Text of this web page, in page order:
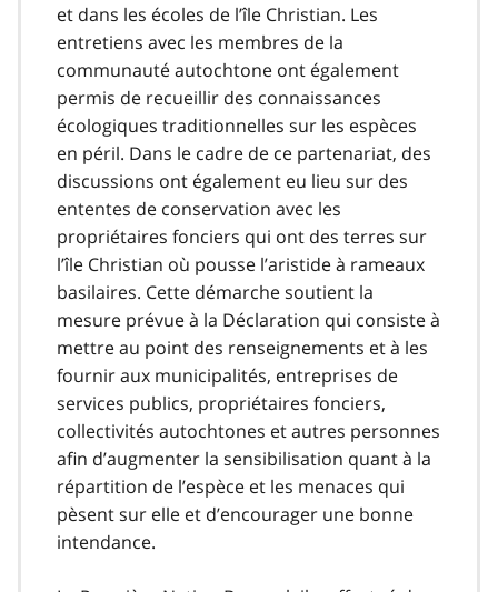
et dans les écoles de l’île Christian. Les
entretiens avec les membres de la
communauté autochtone ont également
permis de recueillir des connaissances
écologiques traditionnelles sur les espèces
en péril. Dans le cadre de ce partenariat, des
discussions ont également eu lieu sur des
ententes de conservation avec les
propriétaires fonciers qui ont des terres sur
l’île Christian où pousse l’aristide à rameaux
basilaires. Cette démarche soutient la
mesure prévue à la Déclaration qui consiste à
mettre au point des renseignements et à les
fournir aux municipalités, entreprises de
services publics, propriétaires fonciers,
collectivités autochtones et autres personnes
afin d’augmenter la sensibilisation quant à la
répartition de l’espèce et les menaces qui
pèsent sur elle et d’encourager une bonne
intendance.